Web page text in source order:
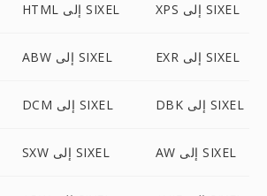
HTML إلى SIXEL XPS إلى SIXEL
ABW إلى SIXEL EXR إلى SIXEL
DCM إلى SIXEL DBK إلى SIXEL
SXW إلى SIXEL AW إلى SIXEL